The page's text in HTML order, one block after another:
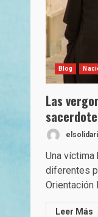
Blog
Las
Una
diferentes
Orientación
Leer Más